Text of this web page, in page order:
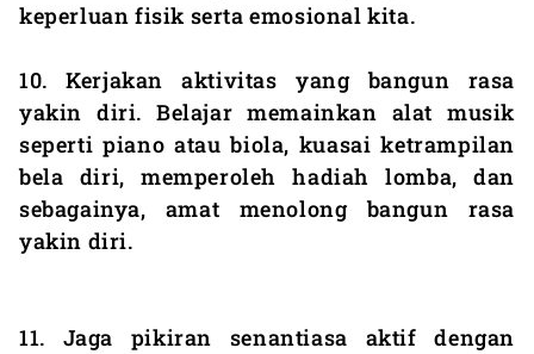
keperluan fisik serta emosional kita.
10. Kerjakan aktivitas yang bangun rasa
yakin diri. Belajar memainkan alat musik
seperti piano atau biola, kuasai ketrampilan
bela diri, memperoleh hadiah lomba, dan
sebagainya, amat menolong bangun rasa
yakin diri.
11. Jaga pikiran senantiasa aktif dengan